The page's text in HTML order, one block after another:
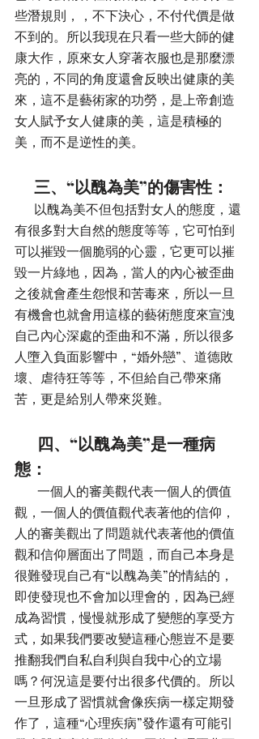
些潛規則，，不下決心，不付代價是做
不到的。所以我現在只看一些大師的健
康大作，原來女人穿著衣服也是那麼漂
亮的，不同的角度還會反映出健康的美
來，這不是藝術家的功勞，是上帝創造
女人賦予女人健康的美，這是積極的
美，而不是逆性的美。
三、“以醜為美”的傷害性：
以醜為美不但包括對女人的態度，還
有很多對大自然的態度等等，它可怕到
可以摧毀一個脆弱的心靈，它更可以摧
毀一片綠地，因為，當人的內心被歪曲
之後就會產生怨恨和苦毒來，所以一旦
有機會也就會用這樣的藝術態度來宣洩
自己內心深處的歪曲和不滿，所以很多
人墮入負面影響中，“婚外戀”、道德敗
壞、虐待狂等等，不但給自己帶來痛
苦，更是給別人帶來災難。
四、“以醜為美”是一種病
態：
一個人的審美觀代表一個人的價值
觀，一個人的價值觀代表著他的信仰，
人的審美觀出了問題就代表著他的價值
觀和信仰層面出了問題，而自己本身是
很難發現自己有“以醜為美”的情結的，
即使發現也不會加以理會的，因為已經
成為習慣，慢慢就形成了變態的享受方
式，如果我們要改變這種心態豈不是要
推翻我們自私自利與自我中心的立場
嗎？何況這是要付出很多代價的。所以
一旦形成了習慣就會像疾病一樣定期發
作了，這種“心理疾病”發作還有可能引